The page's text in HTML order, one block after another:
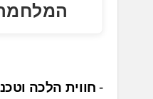
נחווית הלכה